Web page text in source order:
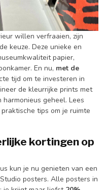
willen verfraaien, zijn
keuze. Deze unieke en
papier,
En nu, met de
tijd om te investeren in
de kleurrijke prints met
geheel. Lees
tips om je ruimte
kortingen op
kun je nu genieten van een
posters. Alle posters in